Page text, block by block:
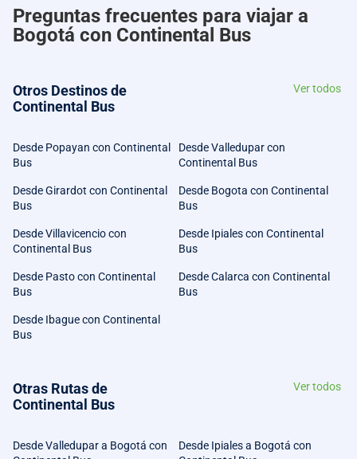
Preguntas frecuentes para viajar a
Bogotá con Continental Bus
Otros Destinos de
Continental Bus
Ver todos
Desde Popayan con Continental
Bus
Desde Valledupar con
Continental Bus
Desde Girardot con Continental
Bus
Desde Bogota con Continental
Bus
Desde Villavicencio con
Continental Bus
Desde Ipiales con Continental
Bus
Desde Pasto con Continental
Bus
Desde Calarca con Continental
Bus
Desde Ibague con Continental
Bus
Otras Rutas de
Continental Bus
Ver todos
Desde Valledupar a Bogotá con
Desde Ipiales a Bogotá con